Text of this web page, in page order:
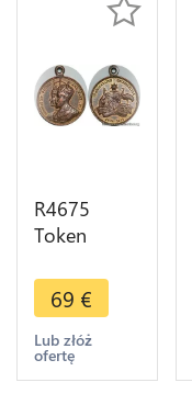
R4675
Token
Coronation
George V
Mary 1911
AU -> Make
69 €
Lub złóż
ofertę